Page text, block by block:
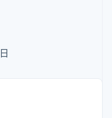
付卡
理服